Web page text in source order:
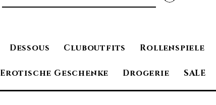
Dessous Cluboutfits Rollenspiele
Erotische Geschenke Drogerie SALE